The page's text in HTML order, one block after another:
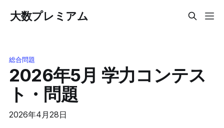
大数プレミアム
総合問題
2026年5月 学力コンテス
ト・問題
2026年4月28日